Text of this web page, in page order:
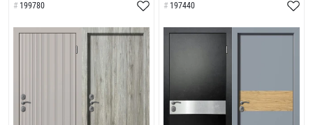
199780 197440